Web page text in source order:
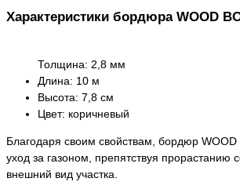
Характеристики бордюра WOOD
Толщина: 2,8 мм
Длина: 10 м
Высота: 7,8 см
Цвет: коричневый
Благодаря своим свойствам, бордюр WOOD
уход за газоном, препятствуя прорастанию
внешний вид участка.